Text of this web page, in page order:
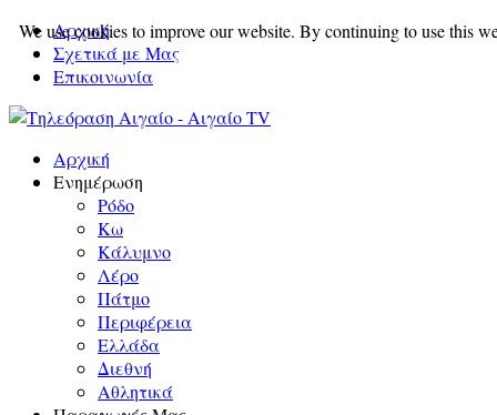
Αρχική
Σχετικά με Μας
Επικοινωνία
Αρχική
Ενημέρωση
Ρόδο
Κω
Κάλυμνο
Λέρο
Πάτμο
Περιφέρεια
Ελλάδα
Διεθνή
Αθλητικά
We use cookies to improve our website. By continuing to use this